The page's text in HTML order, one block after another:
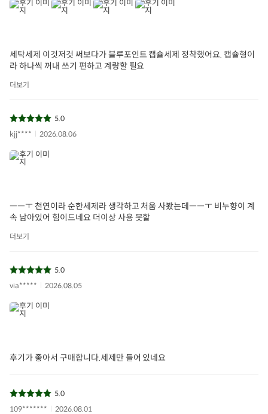
세탁세제 이것저것 써보다가 블루포인트 캡슐세제 정착했어요. 캡슐형이
라 하나씩 꺼내 쓰기 편하고 계량할 필요
더보기
5.0
kjj****
2026.08.06
ㅡㅡㅜ 천연이라 순한세제라 생각하고 처움 사봤는데ㅡㅡㅜ 비누향이 계
속 남아있어 힘이드네요 더이상 사용 못할
더보기
5.0
via*****
2026.08.05
후기가 좋아서 구매합니다.세제만 들어 있네요
5.0
109*******
2026.08.01